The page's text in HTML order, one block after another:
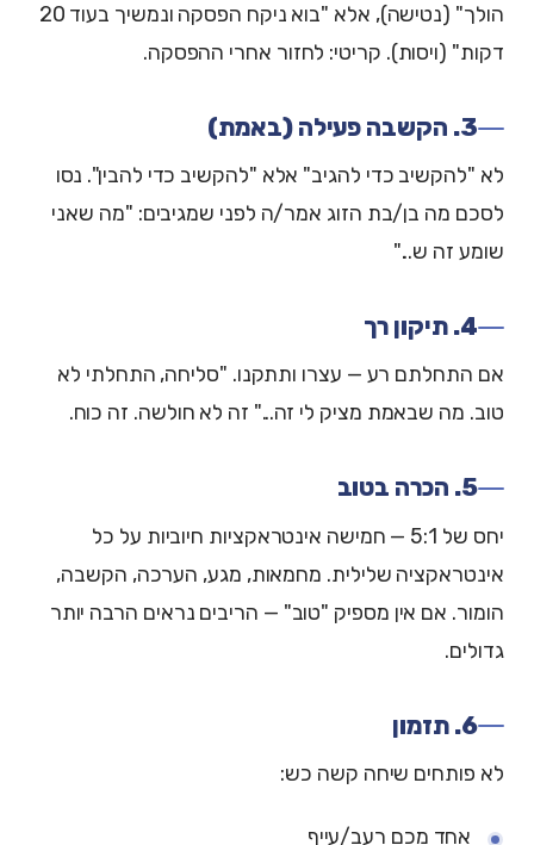
הולך" (נטישה), אלא "בוא ניקח הפסקה ונמשיך בעוד 20
דקות" (ויסות). קריטי: לחזור אחרי ההפסקה.
3. הקשבה פעילה (באמת)
לא "להקשיב כדי להגיב" אלא "להקשיב כדי להבין". נסו
לסכם מה בן/בת הזוג אמר/ה לפני שמגיבים: "מה שאני
שומע זה ש..."
4. תיקון רך
אם התחלתם רע — עצרו ותתקנו. "סליחה, התחלתי לא
טוב. מה שבאמת מציק לי זה..." זה לא חולשה. זה כוח.
5. הכרה בטוב
יחס של 5:1 — חמישה אינטראקציות חיוביות על כל
אינטראקציה שלילית. מחמאות, מגע, הערכה, הקשבה,
הומור. אם אין מספיק "טוב" — הריבים נראים הרבה יותר
גדולים.
6. תזמון
לא פותחים שיחה קשה כש:
אחד מכם רעב/עייף